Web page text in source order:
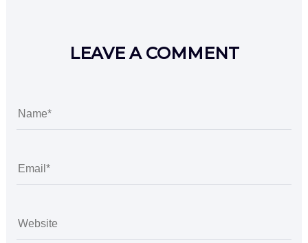
LEAVE A COMMENT